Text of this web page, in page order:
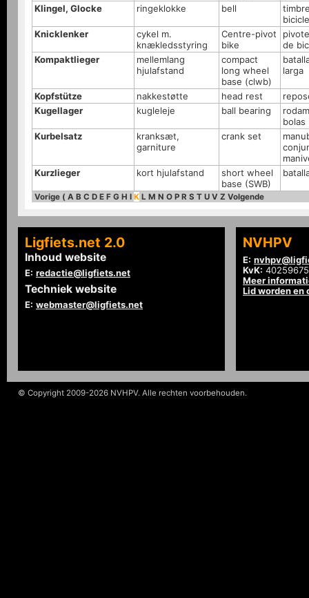
Klingel, Glocke
ringeklokke bell
Knicklenker
cykel m.
knækledsstyring
Centre-pivot
bike
de
Kompaktlieger
mellemlang
hjulafstand
compact
long wheel
base (clwb)
larga
Kopfstütze nakkestøtte head rest
Kugellager
kugleleje ball bearing
bolas
Kurbelsatz
kranksæt,
garniture
crank set
Kurzlieger
kort hjulafstand
short wheel
base (SWB)
Vorige ( A B C D E F G H I K L M N O P R S T U V Z Volgende
Ligfiets.net 2.0
Inhoud website
E: redactie@ligfiets.net
Techniek website
E: webmaster@ligfiets.net
NVHPV
E:
KvK: 40259675
Meer
Lid worden en
© Copyright 2009-2026 NVHPV. Alle rechten voorbehouden.